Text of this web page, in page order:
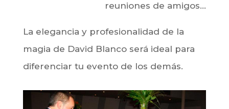
reuniones de amigos…
La elegancia y profesionalidad de la
magia de David Blanco será ideal para
diferenciar tu evento de los demás.